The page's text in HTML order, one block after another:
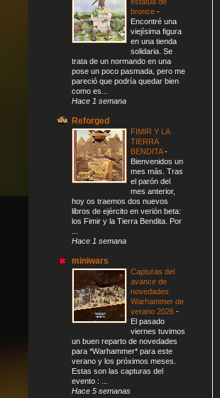
bronce -
Encontré una
viejísima figura
en una tienda
solidaria. Se
trata de un normando en una
pose un poco pasmada, pero me
pareció que podría quedar bien
como es...
Hace 1 semana
Reforged
FIMIR Y LA
TIERRA
BENDITA-
Bienvenidos un
mes más. Tras
el parón del
mes anterior,
hoy os traemos dos nuevos
libros de ejército en verión beta:
los Fimir y la Tierra Bendita. Por
Hace 1 semana
miniwars
Capturas del
avance de
novedades
Warhammer de
verano 2026 -
El pasado
viernes tuvimos
un buen reparto de novedades
para *Warhammer* para este
verano y los próximos meses.
Estas son las capturas del
evento : ...
Hace 5 semanas